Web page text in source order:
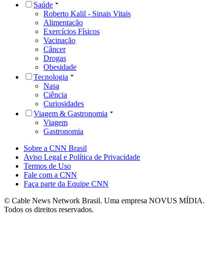
Saúde
Roberto Kalil - Sinais Vitais
Alimentação
Exercícios Físicos
Vacinação
Câncer
Drogas
Obesidade
Tecnologia
Nasa
Ciência
Curiosidades
Viagem & Gastronomia
Viagem
Gastronomia
Sobre a CNN Brasil
Aviso Legal e Política de Privacidade
Termos de Uso
Fale com a CNN
Faça parte da Equipe CNN
© Cable News Network Brasil. Uma empresa NOVUS MÍDIA.
Todos os direitos reservados.